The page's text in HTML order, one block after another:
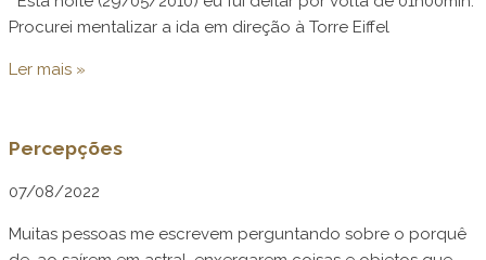
Procurei mentalizar a ida em direção à Torre Eiffel
Ler mais »
Percepções
07/08/2022
Muitas pessoas me escrevem perguntando sobre o porquê